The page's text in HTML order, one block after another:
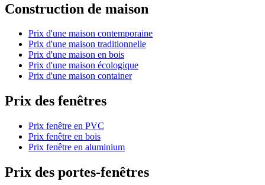
Construction de maison
Prix d'une maison contemporaine
Prix d'une maison traditionnelle
Prix d'une maison en bois
Prix d'une maison écologique
Prix d'une maison container
Prix des fenêtres
Prix fenêtre en PVC
Prix fenêtre en bois
Prix fenêtre en aluminium
Prix des portes-fenêtres